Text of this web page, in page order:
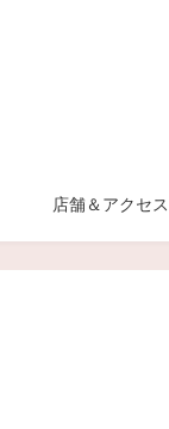
店舗＆アクセス